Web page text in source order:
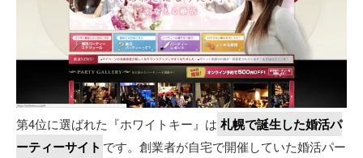
第4位に選ばれた『ホワイトキー』は 札幌で誕生した婚活パ
ーティーサイト です。創業者が自宅で開催していた婚活パー